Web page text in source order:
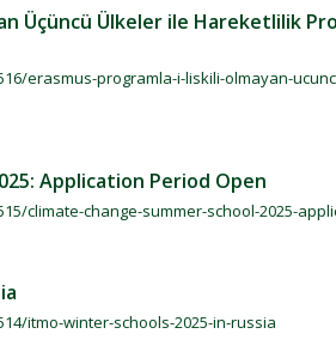
Üçüncü Ülkeler ile Hareketlilik
erasmus-programla-i-liskili-olmayan-
Application Period Open
climate-change-summer-school-2025-
itmo-winter-schools-2025-in-russia